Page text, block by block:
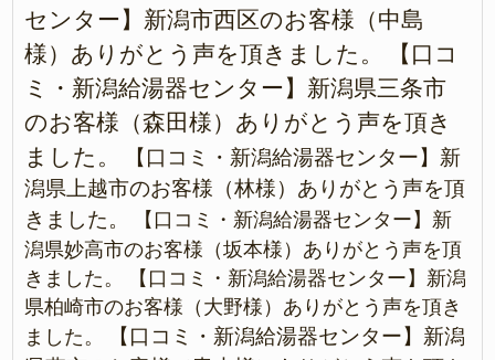
センター】新潟市西区のお客様（中島
様）ありがとう声を頂きました。
【口コ
ミ・新潟給湯器センター】新潟県三条市
のお客様（森田様）ありがとう声を頂き
ました。
【口コミ・新潟給湯器センター】新
潟県上越市のお客様（林様）ありがとう声を頂
きました。
【口コミ・新潟給湯器センター】新
潟県妙高市のお客様（坂本様）ありがとう声を頂
きました。
【口コミ・新潟給湯器センター】新潟
県柏崎市のお客様（大野様）ありがとう声を頂き
ました。
【口コミ・新潟給湯器センター】新潟